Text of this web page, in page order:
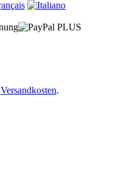
Versandkosten.